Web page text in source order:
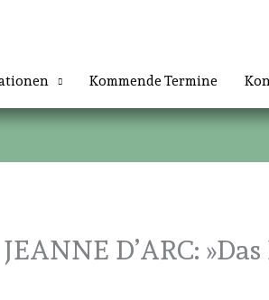
Kommende Termine
D’ARC: »Das